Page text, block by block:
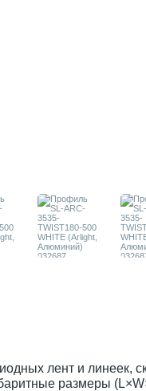
лент и линеек,
размеры